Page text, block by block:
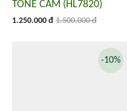
TONE CAM (HL7820)
1.250.000 đ 1.500.000 đ
-10%